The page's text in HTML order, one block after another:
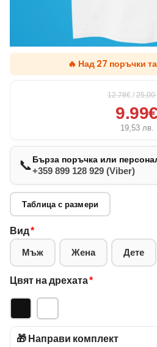
🔥 Над 27 поръчки
12.78€ / 25,00
9.99€
19,53 лв.
📞Бърза поръчка или
+359 899 128 929 (Viber)
Таблица с размери
Вид*
Мъж Жена Дете
Цвят на дрехата*
🎁 Направи комплект